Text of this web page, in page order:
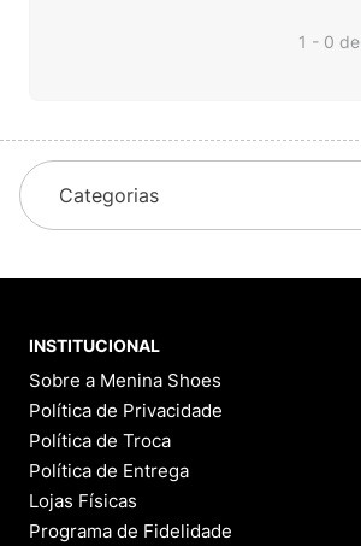
1 - 0de
Categorias
INSTITUCIONAL
Sobre a Menina Shoes
Política de Privacidade
Política de Troca
Política de Entrega
Lojas Físicas
Programa de Fidelidade